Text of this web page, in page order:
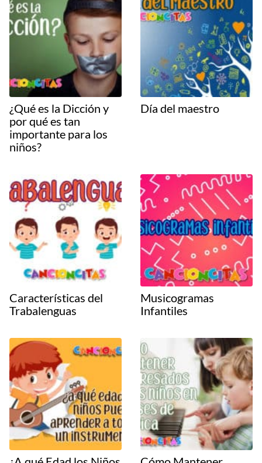
¿Qué es la Dicción y
por qué es tan
importante para los
niños?
Día del maestro
Características del
Trabalenguas
Musicogramas
Infantiles